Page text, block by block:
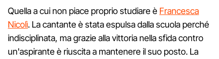
Quella a cui non piace proprio studiare è Francesca
Nicolì. La cantante è stata espulsa dalla scuola perché
indisciplinata, ma grazie alla vittoria nella sfida contro
un'aspirante è riuscita a mantenere il suo posto. La